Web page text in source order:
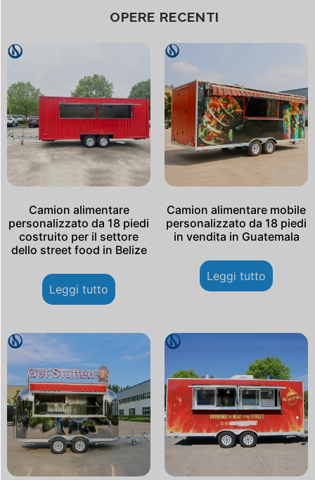
OPERE RECENTI
Camion alimentare
personalizzato da 18 piedi
costruito per il settore
dello street food in Belize
Leggi tutto
Camion alimentare mobile
personalizzato da 18 piedi
in vendita in Guatemala
Leggi tutto